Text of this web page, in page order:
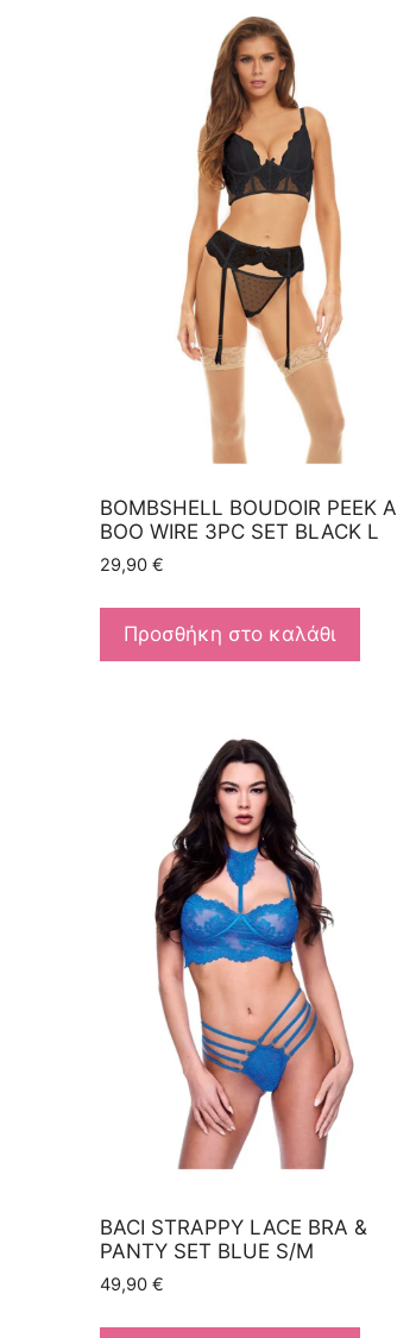
BOMBSHELL BOUDOIR PEEK A
BOO WIRE 3PC SET BLACK L
29,90€
Προσθήκη στο καλάθι
BACI STRAPPY LACE BRA &
PANTY SET BLUE S/M
49,90€